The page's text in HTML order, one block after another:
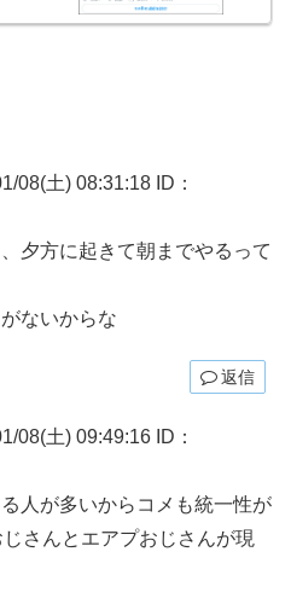
08(土) 08:31:18 ID：
夕方に起きて朝までやるって
ないからな
返信
08(土) 09:49:16 ID：
人が多いからコメも統一性が
さんとエアプおじさんが現